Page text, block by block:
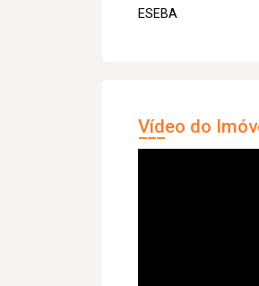
ESEBA
Vídeo do